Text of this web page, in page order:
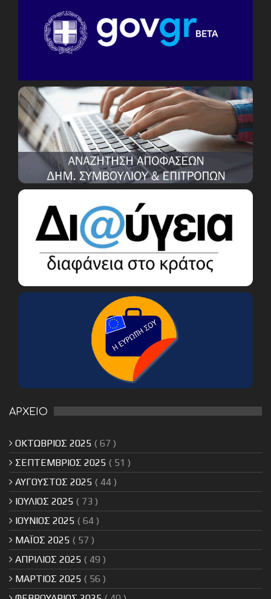
ΑΡΧΕΙΟ
ΟΚΤΩΒΡΙΟΣ 2025 ( 67 )
ΣΕΠΤΕΜΒΡΙΟΣ 2025 ( 51 )
ΑΥΓΟΥΣΤΟΣ 2025 ( 44 )
ΙΟΥΛΙΟΣ 2025 ( 73 )
ΙΟΥΝΙΟΣ 2025 ( 64 )
ΜΑΪΟΣ 2025 ( 57 )
ΑΠΡΙΛΙΟΣ 2025 ( 49 )
ΜΑΡΤΙΟΣ 2025 ( 56 )